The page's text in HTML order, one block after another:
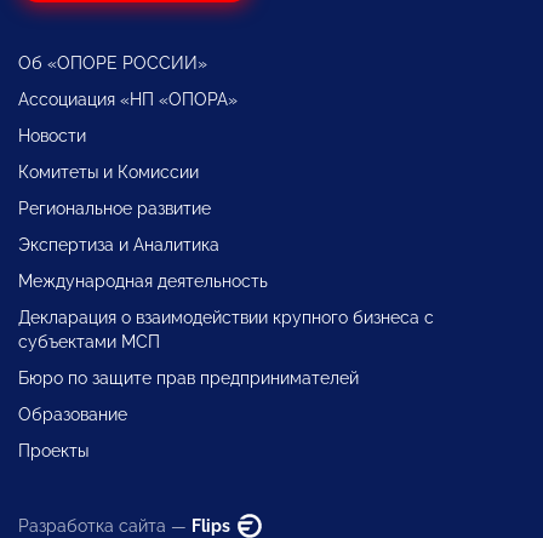
Об «ОПОРЕ РОССИИ»
Ассоциация «НП «ОПОРА»
Новости
Комитеты и Комиссии
Региональное развитие
Экспертиза и Аналитика
Международная деятельность
Декларация о взаимодействии крупного бизнеса с
субъектами МСП
Бюро по защите прав предпринимателей
Образование
Проекты
Разработка сайта — Flips